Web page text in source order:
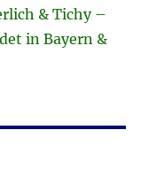
& Tichy –
in Bayern &